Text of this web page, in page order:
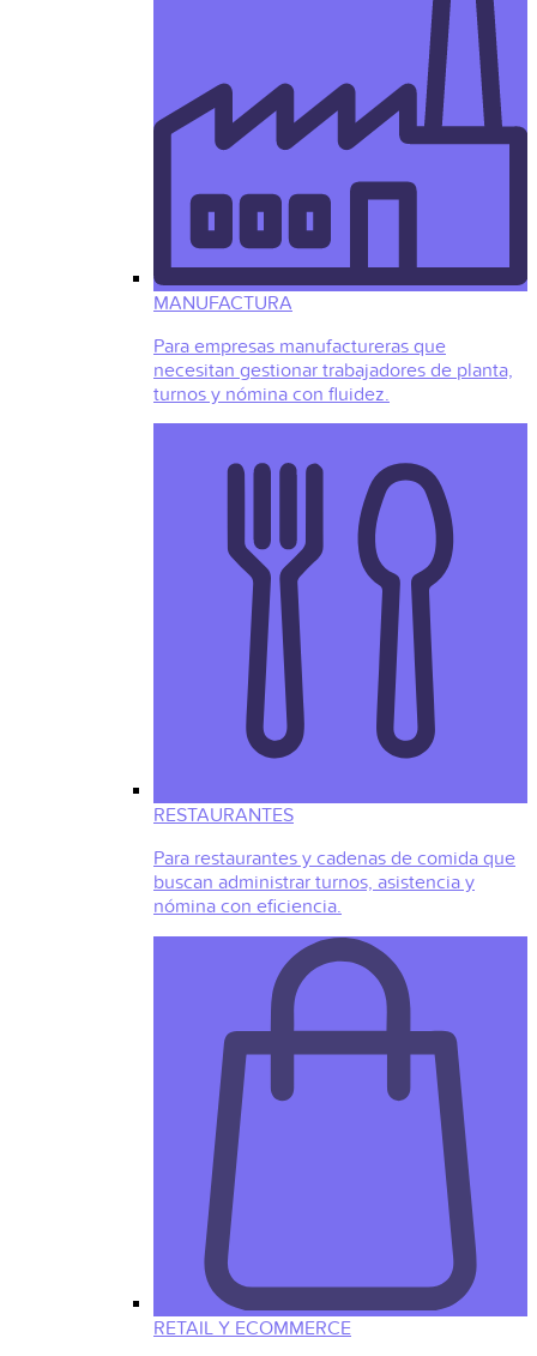
MANUFACTURA
Para empresas manufactureras que
necesitan gestionar trabajadores de planta,
turnos y nómina con fluidez.
RESTAURANTES
Para restaurantes y cadenas de comida que
buscan administrar turnos, asistencia y
nómina con eficiencia.
RETAIL Y ECOMMERCE